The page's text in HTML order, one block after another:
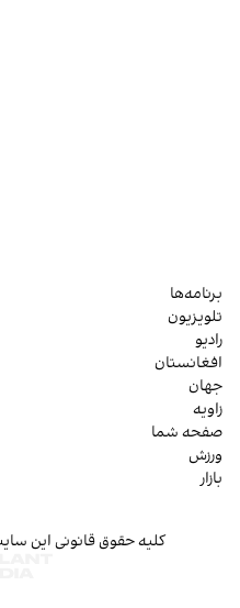
برنامه‌ها
تلویزیون
رادیو
افغانستان
جهان
زاویه
صفحه شما
ورزش
بازار
کلیه حقوق قانونی این